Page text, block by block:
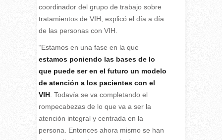
coordinador del grupo de trabajo sobre
tratamientos de VIH, explicó el día a día
de las personas con VIH.
“Estamos en una fase en la que
estamos poniendo las bases de lo
que puede ser en el futuro un modelo
de atención a los pacientes con el
VIH. Todavía se va completando el
rompecabezas de lo que va a ser la
atención integral y centrada en la
persona. Entonces ahora mismo se han